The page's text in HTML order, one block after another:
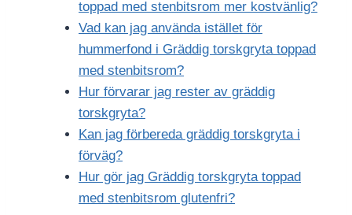
toppad med stenbitsrom mer kostvänlig?
Vad kan jag använda istället för
hummerfond i Gräddig torskgryta toppad
med stenbitsrom?
Hur förvarar jag rester av gräddig
torskgryta?
Kan jag förbereda gräddig torskgryta i
förväg?
Hur gör jag Gräddig torskgryta toppad
med stenbitsrom glutenfri?